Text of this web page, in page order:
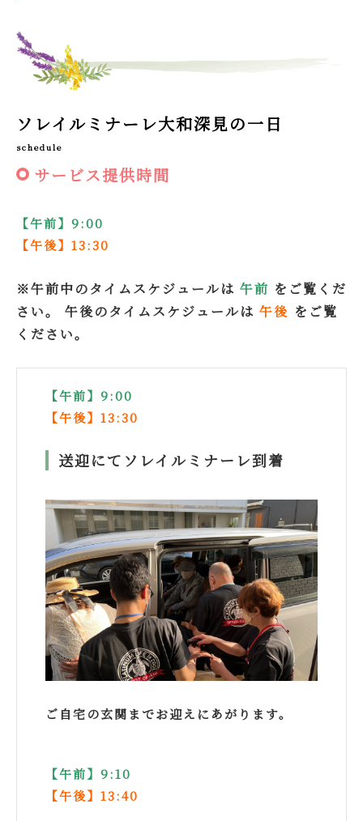
ソレイルミナーレ大和深見の一日
schedule
サービス提供時間
【午前】9:00
【午後】13:30
※午前中のタイムスケジュールは 午前 をご覧くだ
さい。 午後のタイムスケジュールは 午後 をご覧
ください。
【午前】9:00
【午後】13:30
送迎にてソレイルミナーレ到着
ご自宅の玄関までお迎えにあがります。
【午前】9:10
【午後】13:40